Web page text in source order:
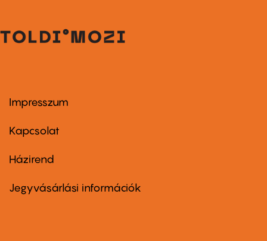
Footer
first
Impresszum
Kapcsolat
Footer
second
Házirend
Jegyvásárlási információk